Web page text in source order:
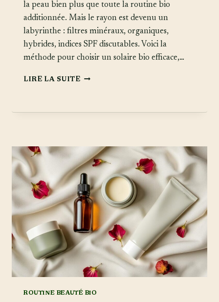
la peau bien plus que toute la routine bio
additionnée. Mais le rayon est devenu un
labyrinthe : filtres minéraux, organiques,
hybrides, indices SPF discutables. Voici la
méthode pour choisir un solaire bio efficace,…
LIRE LA SUITECRÈME
POUR
BIEN
CHOISIR
ROUTINE BEAUTÉ BIO